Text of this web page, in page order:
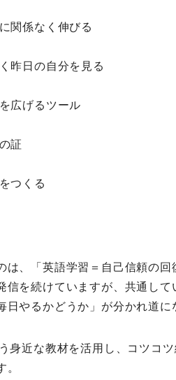
関係なく伸びる
昨日の自分を見る
広げるツール
証
つくる
は、 「英語学習＝自己信頼の回
信を続けていますが、共通して
日やるかどうか」が分かれ道に
身近な教材を活用し、 コツコ
。